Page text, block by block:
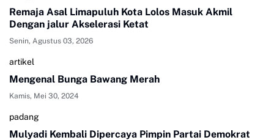
Remaja Asal Limapuluh Kota Lolos Masuk Akmil
Dengan jalur Akselerasi Ketat
Senin, Agustus 03, 2026
artikel
Mengenal Bunga Bawang Merah
Kamis, Mei 30, 2024
padang
Mulyadi Kembali Dipercaya Pimpin Partai Demokrat